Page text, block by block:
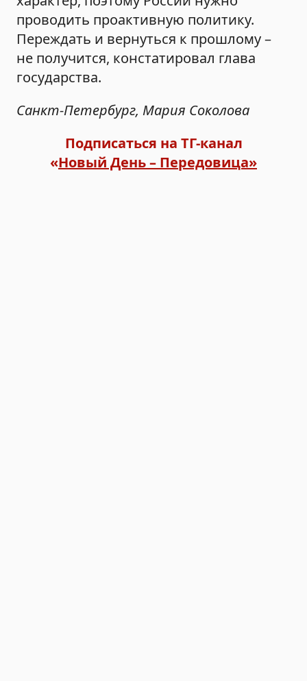
проводить проактивную политику.
Переждать и вернуться к прошлому –
не получится, констатировал глава
государства.
Санкт-Петербург, Мария Соколова
Подписаться на ТГ-канал
«Новый День – Передовица»